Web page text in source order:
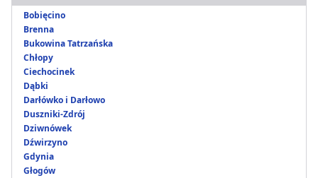
Bobięcino
Brenna
Bukowina Tatrzańska
Chłopy
Ciechocinek
Dąbki
Darłówko i Darłowo
Duszniki-Zdrój
Dziwnówek
Dźwirzyno
Gdynia
Głogów